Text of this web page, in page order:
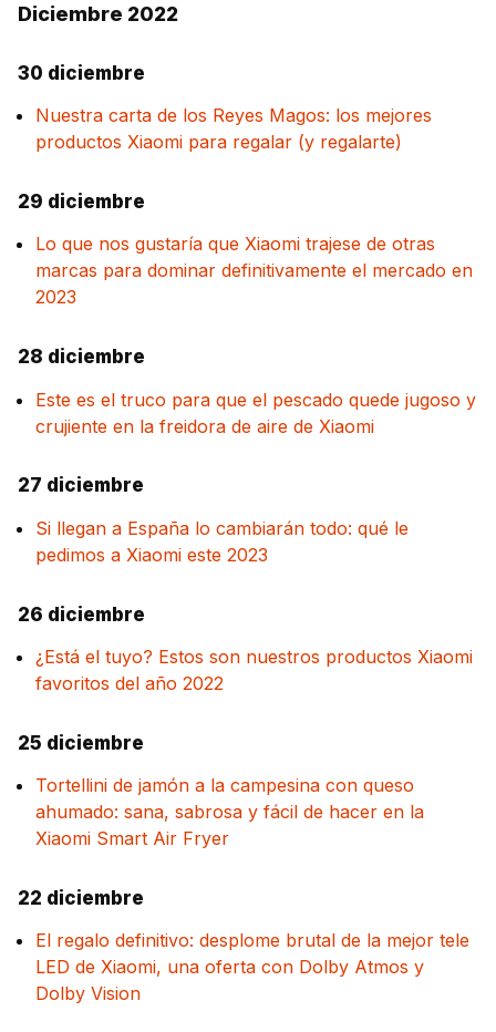
Diciembre 2022
30 diciembre
Nuestra carta de los Reyes Magos: los mejores
productos Xiaomi para regalar (y regalarte)
29 diciembre
Lo que nos gustaría que Xiaomi trajese de otras
marcas para dominar definitivamente el mercado en
2023
28 diciembre
Este es el truco para que el pescado quede jugoso y
crujiente en la freidora de aire de Xiaomi
27 diciembre
Si llegan a España lo cambiarán todo: qué le
pedimos a Xiaomi este 2023
26 diciembre
¿Está el tuyo? Estos son nuestros productos Xiaomi
favoritos del año 2022
25 diciembre
Tortellini de jamón a la campesina con queso
ahumado: sana, sabrosa y fácil de hacer en la
Xiaomi Smart Air Fryer
22 diciembre
El regalo definitivo: desplome brutal de la mejor tele
LED de Xiaomi, una oferta con Dolby Atmos y
Dolby Vision